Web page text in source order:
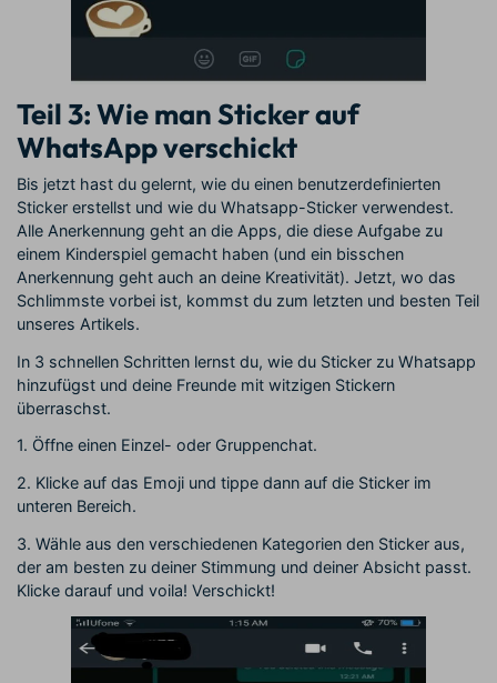
Teil 3: Wie man Sticker auf
WhatsApp verschickt
Bis jetzt hast du gelernt, wie du einen benutzerdefinierten
Sticker erstellst und wie du Whatsapp-Sticker verwendest.
Alle Anerkennung geht an die Apps, die diese Aufgabe zu
einem Kinderspiel gemacht haben (und ein bisschen
Anerkennung geht auch an deine Kreativität). Jetzt, wo das
Schlimmste vorbei ist, kommst du zum letzten und besten Teil
unseres Artikels.
In 3 schnellen Schritten lernst du, wie du Sticker zu Whatsapp
hinzufügst und deine Freunde mit witzigen Stickern
überraschst.
1. Öffne einen Einzel- oder Gruppenchat.
2. Klicke auf das Emoji und tippe dann auf die Sticker im
unteren Bereich.
3. Wähle aus den verschiedenen Kategorien den Sticker aus,
der am besten zu deiner Stimmung und deiner Absicht passt.
Klicke darauf und voila! Verschickt!